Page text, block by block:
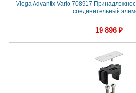
Viega Advantix Vario 708917
соединительный
19 896 ₽